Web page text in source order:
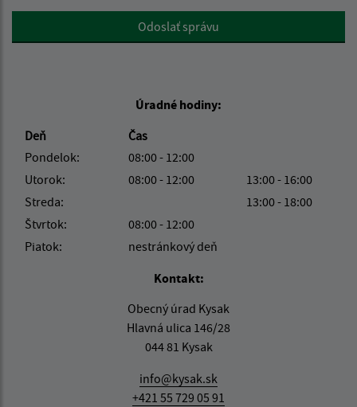
Google reCaptcha ResponseOdoslať správu
Úradné hodiny:
Deň
Čas
Pondelok:
08:00 - 12:00
Utorok:
08:00 - 12:00
13:00 - 16:00
Streda:
13:00 - 18:00
Štvrtok:
08:00 - 12:00
Piatok:
nestránkový deň
Kontakt:
Obecný úrad Kysak
Hlavná ulica 146/28
044 81 Kysak
info@kysak.sk
+421 55 729 05 91